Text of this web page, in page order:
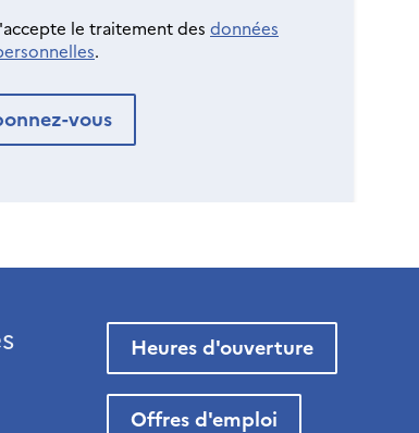
le traitement des données
.
Heures d'ouverture
Offres d'emploi